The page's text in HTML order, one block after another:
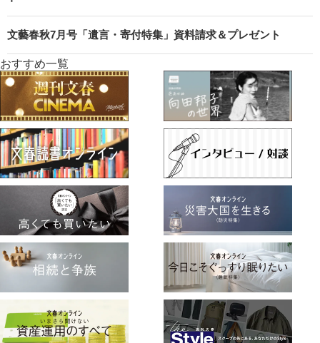
文藝春秋7月号「遺言・寄付特集」資料請求＆プレゼント
おすすめ一覧